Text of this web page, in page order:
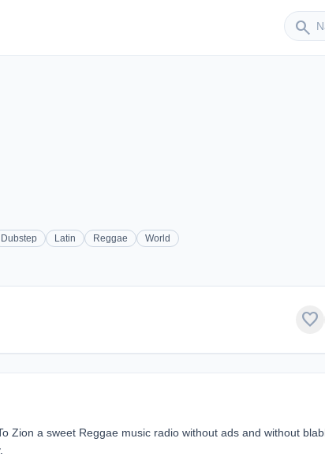
search
Sender
Dubstep Latin Reggae World
favorite
Zion a sweet Reggae music radio without ads and without